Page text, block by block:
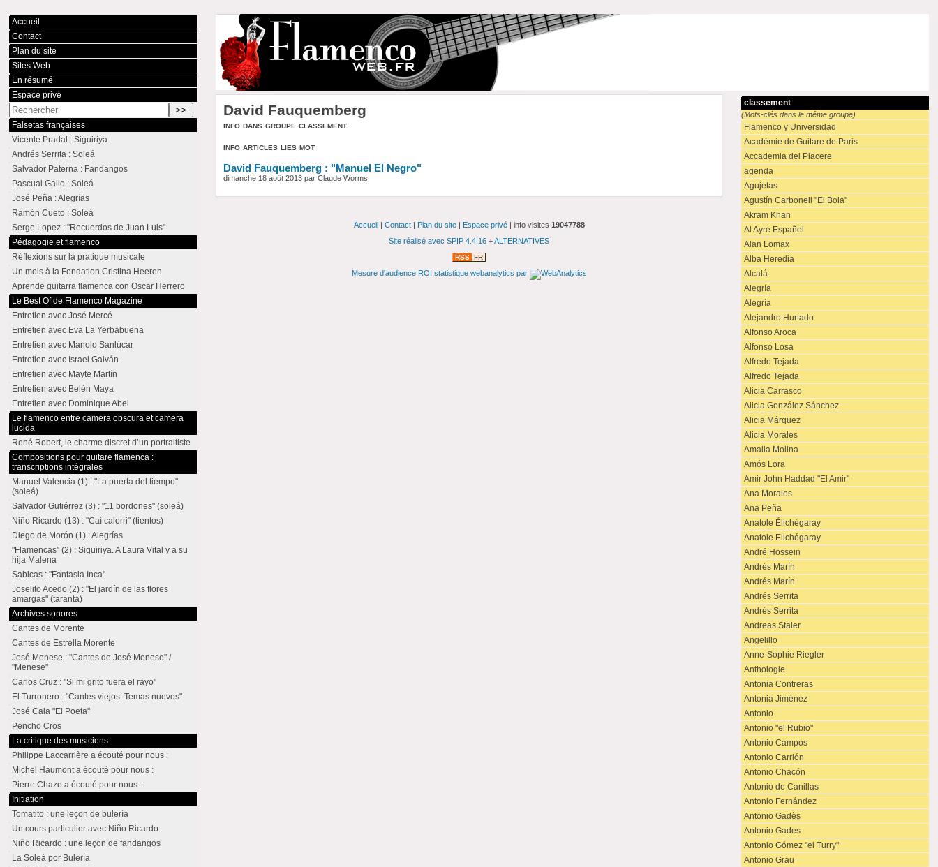
David Fauquemberg
info dans groupe classement
info articles lies mot
David Fauquemberg : "Manuel El Negro"
dimanche 18 août 2013 par Claude Worms
classement
(Mots-clés dans le même groupe)
Flamenco y Universidad
Académie de Guitare de Paris
Accademia del Piacere
agenda
Agujetas
Agustín Carbonell "El Bola"
Akram Khan
Al Ayre Español
Alan Lomax
Alba Heredia
Alcalá
Alegría
Alegría
Alejandro Hurtado
Alfonso Aroca
Alfonso Losa
Alfredo Tejada
Alfredo Tejada
Alicia Carrasco
Alicia González Sánchez
Alicia Márquez
Alicia Morales
Amalia Molina
Amós Lora
Amir John Haddad "El Amir"
Ana Morales
Ana Peña
Anatole Élichégaray
Anatole Elichégaray
André Hossein
Andrés Marín
Andrés Marín
Andrés Serrita
Andrés Serrita
Andreas Staier
Angelillo
Anne-Sophie Riegler
Anthologie
Antonia Contreras
Antonia Jiménez
Antonio
Antonio "el Rubio"
Antonio Campos
Antonio Carrión
Antonio Chacón
Antonio de Canillas
Antonio Fernández
Antonio Gadès
Antonio Gades
Antonio Gómez "el Turry"
Antonio Grau
Accueil
Contact
Plan du site
Sites Web
En résumé
Espace privé
Falsetas françaises
Vicente Pradal : Siguiriya
Andrés Serrita : Soleá
Salvador Paterna : Fandangos
Pascual Gallo : Soleá
José Peña : Alegrías
Ramón Cueto : Soleá
Serge Lopez : "Recuerdos de Juan Luis"
Pédagogie et flamenco
Réflexions sur la pratique musicale
Un mois à la Fondation Cristina Heeren
Aprende guitarra flamenca con Oscar Herrero
Le Best Of de Flamenco Magazine
Entretien avec José Mercé
Entretien avec Eva La Yerbabuena
Entretien avec Manolo Sanlúcar
Entretien avec Israel Galván
Entretien avec Mayte Martín
Entretien avec Belén Maya
Entretien avec Dominique Abel
Le flamenco entre camera obscura et camera
lucida
René Robert, le charme discret d’un portraitiste
Compositions pour guitare flamenca :
transcriptions intégrales
Manuel Valencia (1) : "La puerta del tiempo"
(soleá)
Salvador Gutiérrez (3) : "11 bordones" (soleá)
Niño Ricardo (13) : "Caí calorri" (tientos)
Diego de Morón (1) : Alegrías
"Flamencas" (2) : Siguiriya. A Laura Vital y a su
hija Malena
Sabicas : "Fantasia Inca"
Joselito Acedo (2) : "El jardín de las flores
amargas" (taranta)
Archives sonores
Cantes de Morente
Cantes de Estrella Morente
José Menese : "Cantes de José Menese" /
"Menese"
Carlos Cruz : "Si mi grito fuera el rayo"
El Turronero : "Cantes viejos. Temas nuevos"
José Cala "El Poeta"
Pencho Cros
La critique des musiciens
Philippe Laccarrière a écouté pour nous :
Michel Haumont a écouté pour nous :
Pierre Chaze a écouté pour nous :
Initiation
Tomatito : une leçon de bulería
Un cours particulier avec Niño Ricardo
Niño Ricardo : une leçon de fandangos
La Soleá por Bulería
Accueil| Contact| Plan du site| Espace privé| info visites 19047788
Site réalisé avec SPIP 4.4.16 +ALTERNATIVES
RSS FR
Mesure d'audience ROI statistique webanalytics par